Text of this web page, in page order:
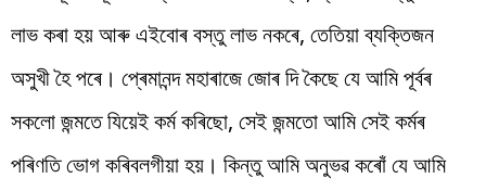
লাভ কৰা হয় আৰু এইবোৰ বস্তু লাভ নকৰে, তেতিয়া ব্যক্তিজন
অসুখী হৈ পৰে। প্ৰেমানন্দ মহাৰাজে জোৰ দি কৈছে যে আমি পূৰ্বৰ
সকলো জন্মতে যিয়েই কৰ্ম কৰিছো, সেই জন্মতো আমি সেই কৰ্মৰ
পৰিণতি ভোগ কৰিবলগীয়া হয়। কিন্তু আমি অনুভৱ কৰোঁ যে আমি